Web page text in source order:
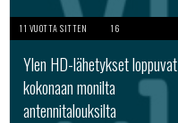
11 VUOTTA SITTEN 16
Ylen HD-lähetykset loppuvat
kokonaan monilta
antennitalouksilta